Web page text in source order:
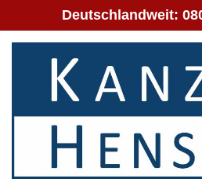
Deutschlandweit: